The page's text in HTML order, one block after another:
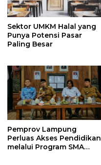
Sektor UMKM Halal yang
Punya Potensi Pasar
Paling Besar
Pemprov Lampung
Perluas Akses Pendidikan
melalui Program SMA